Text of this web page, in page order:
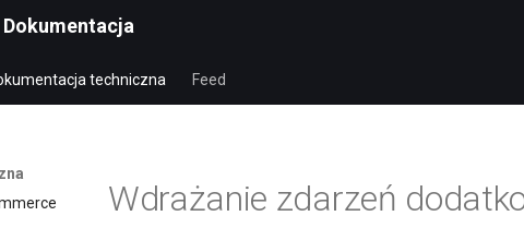
Dokumentacja
techniczna Feed
Wdrażanie zdarzeń